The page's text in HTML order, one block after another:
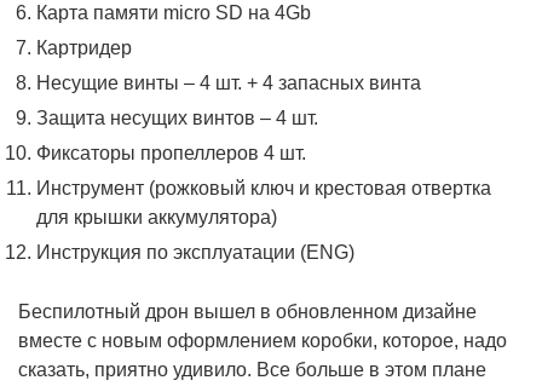
Карта памяти micro SD на 4Gb
Картридер
Несущие винты – 4 шт. + 4 запасных винта
Защита несущих винтов – 4 шт.
Фиксаторы пропеллеров 4 шт.
Инструмент (рожковый ключ и крестовая отвертка
для крышки аккумулятора)
Инструкция по эксплуатации (ENG)
Беспилотный дрон вышел в обновленном дизайне
вместе с новым оформлением коробки, которое, надо
сказать, приятно удивило. Все больше в этом плане